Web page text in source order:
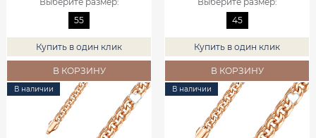
55
Купить в один клик
В КОРЗИНУ
45
Купить в один клик
В КОРЗИНУ
В наличии В наличии